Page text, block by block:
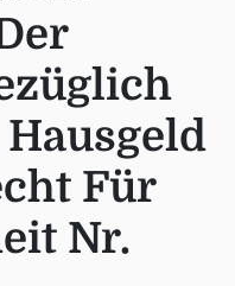
Für
Nr.